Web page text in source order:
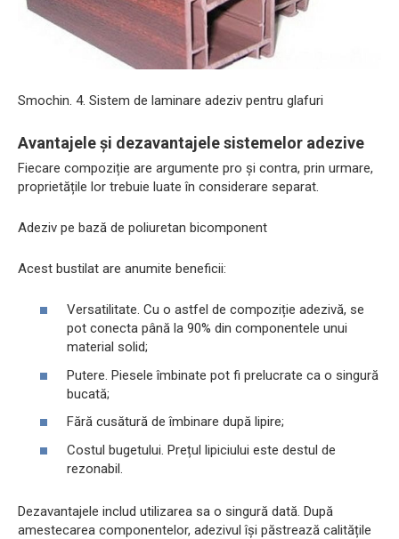
Smochin. 4. Sistem de laminare adeziv pentru glafuri
Avantajele și dezavantajele sistemelor adezive
Fiecare compoziție are argumente pro și contra, prin urmare,
proprietățile lor trebuie luate în considerare separat.
Adeziv pe bază de poliuretan bicomponent
Acest bustilat are anumite beneficii:
Versatilitate. Cu o astfel de compoziție adezivă, se
pot conecta până la 90% din componentele unui
material solid;
Putere. Piesele îmbinate pot fi prelucrate ca o singură
bucată;
Fără cusătură de îmbinare după lipire;
Costul bugetului. Prețul lipiciului este destul de
rezonabil.
Dezavantajele includ utilizarea sa o singură dată. După
amestecarea componentelor, adezivul își păstrează calitățile